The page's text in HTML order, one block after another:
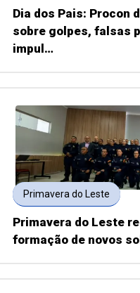
Dia dos Pais: Procon
sobre golpes, falsas
impul…
Primavera do Leste
Primavera do Leste
formação de novos